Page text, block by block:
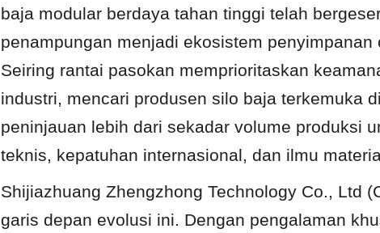
baja modular berdaya tahan tinggi telah
penampungan menjadi ekosistem penyimpanan
Seiring rantai pasokan memprioritaskan
industri, mencari produsen silo baja terkemuka
peninjauan lebih dari sekadar volume produksi
teknis, kepatuhan internasional, dan ilmu
Shijiazhuang Zhengzhong Technology Co., Ltd
garis depan evolusi ini. Dengan pengalaman